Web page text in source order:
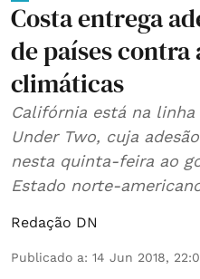
Costa entrega
de países contra
climáticas
Califórnia está na
Under Two, cuja
nesta quinta-feira ao
Estado norte-
Redação DN
Publicado a: 14 Jun 2018,